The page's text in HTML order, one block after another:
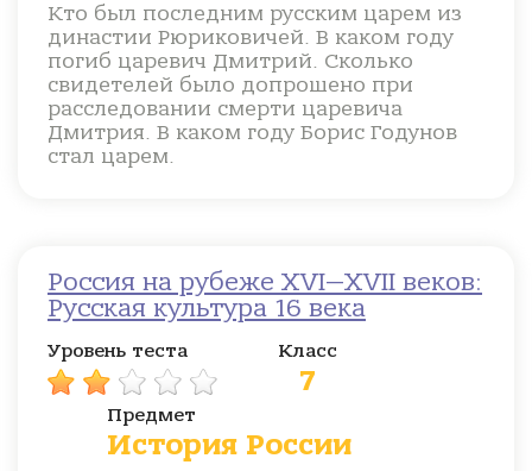
Кто был последним русским царем из
династии Рюриковичей. В каком году
погиб царевич Дмитрий. Сколько
свидетелей было допрошено при
расследовании смерти царевича
Дмитрия. В каком году Борис Годунов
стал царем.
Россия на рубеже XVI—XVII веков:
Русская культура 16 века
Уровень теста Класс
7
Предмет
История России